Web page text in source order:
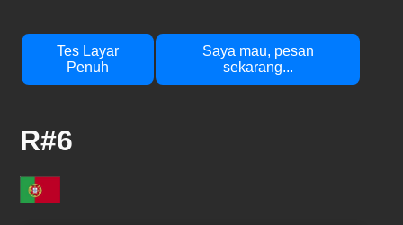
Tes Layar
Penuh
Saya mau, pesan
sekarang...
R#6